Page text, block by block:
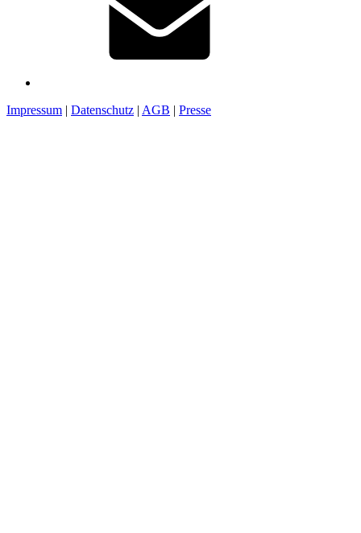
Impressum | Datenschutz | AGB | Presse